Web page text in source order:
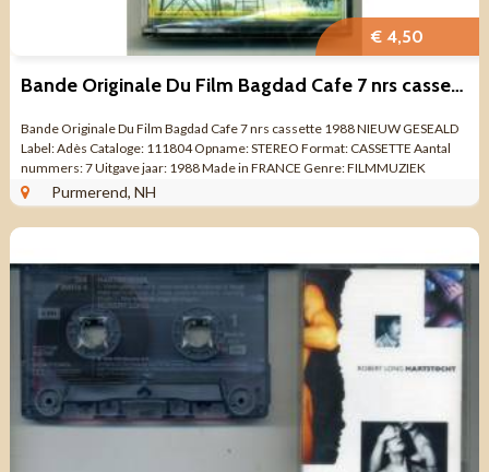
€ 4,50
Bande Originale Du Film Bagdad Cafe 7 nrs cassette 1988 NW
Bande Originale Du Film Bagdad Cafe 7 nrs cassette 1988 NIEUW GESEALD
Label: Adès Cataloge: 111804 Opname: STEREO Format: CASSETTE Aantal
nummers: 7 Uitgave jaar: 1988 Made in FRANCE Genre: FILMMUZIEK
Kwaliteit: NIEUW ...
Purmerend, NH